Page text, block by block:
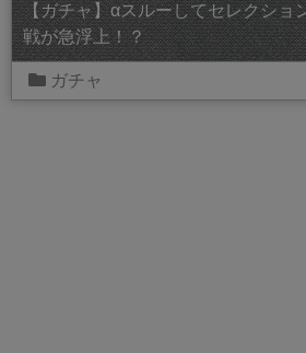
【ガチャ】αスルーしてセレクショ
戦が急浮上！？
ガチャ